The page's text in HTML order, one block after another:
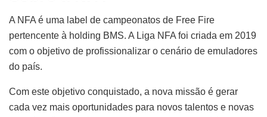
A NFA é uma label de campeonatos de Free Fire
pertencente à holding BMS. A Liga NFA foi criada em 2019
com o objetivo de profissionalizar o cenário de emuladores
do país.
Com este objetivo conquistado, a nova missão é gerar
cada vez mais oportunidades para novos talentos e novas